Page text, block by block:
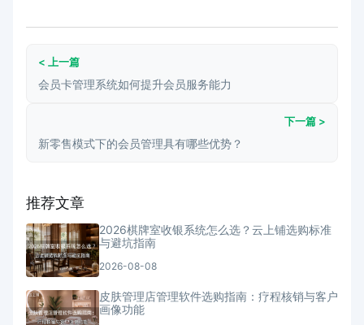
< 上一篇
会员卡管理系统如何提升会员服务能力
下一篇 >
新零售模式下的会员管理具有哪些优势？
推荐文章
2026棋牌室收银系统怎么选？云上铺选购标准
与避坑指南
2026-08-08
皮肤管理店管理软件选购指南：疗程核销与客户
画像功能